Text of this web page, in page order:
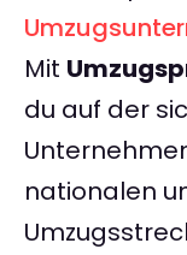
Mit
du auf der
nationalen